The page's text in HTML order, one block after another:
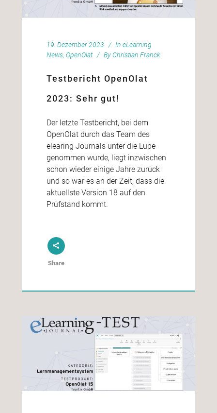
19. Dezember 2023 In eLearning
News, OpenOlat By Christian Franck
Testbericht OpenOlat
2023: Sehr gut!
Der letzte Testbericht, bei dem
OpenOlat durch das Team des
elearing Journals unter die Lupe
genommen wurde, liegt inzwischen
schon wieder einige Jahre zurück
und so war es an der Zeit, dass die
aktuellste Version 18 auf den
Prüfstand kommt.
Share